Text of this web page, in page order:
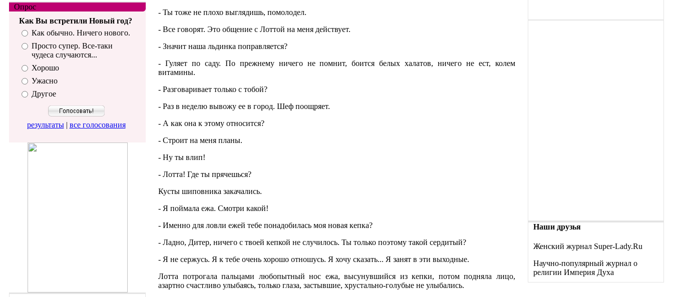
Опрос
Как Вы встретили Новый год?
Как обычно. Ничего нового.
Просто супер. Все-таки
чудеса случаются...
Хорошо
Ужасно
Другое
результаты| все голосования
- Ты тоже не плохо выглядишь, помолодел.
- Все говорят. Это общение с Лоттой на меня действует.
- Значит наша льдинка поправляется?
- Гуляет по саду. По прежнему ничего не помнит, боится белых халатов, ничего не ест, колем
витамины.
- Разговаривает только с тобой?
- Раз в неделю вывожу ее в город. Шеф поощряет.
- А как она к этому относится?
- Строит на меня планы.
- Ну ты влип!
- Лотта! Где ты прячешься?
Кусты шиповника закачались.
- Я поймала ежа. Смотри какой!
- Именно для ловли ежей тебе понадобилась моя новая кепка?
- Ладно, Дитер, ничего с твоей кепкой не случилось. Ты только поэтому такой сердитый?
- Я не сержусь. Я к тебе очень хорошо отношусь. Я хочу сказать... Я занят в эти выходные.
Лотта потрогала пальцами любопытный нос ежа, высунувшийся из кепки, потом подняла лицо,
азартно счастливо улыбаясь, только глаза, застывшие, хрустально-голубые не улыбались.
Наши друзья
Женский журнал Super-Lady.Ru
Научно-популярный журнал о
религии Империя Духа